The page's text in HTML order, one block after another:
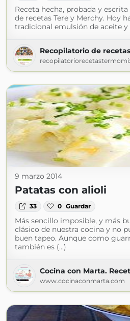
Receta hecha, probada y
de recetas Tere y Merchy. Hoy
tradicional emulsión de aceite y
Recopilatorio de
9 marzo 2014
Patatas con alioli
33 0 Guardar
Más sencillo imposible, y más
clásico de nuestra cocina y no
buen tapeo. Aunque como
también es (...)
Cocina con Marta.
www.cocinaconmarta.com